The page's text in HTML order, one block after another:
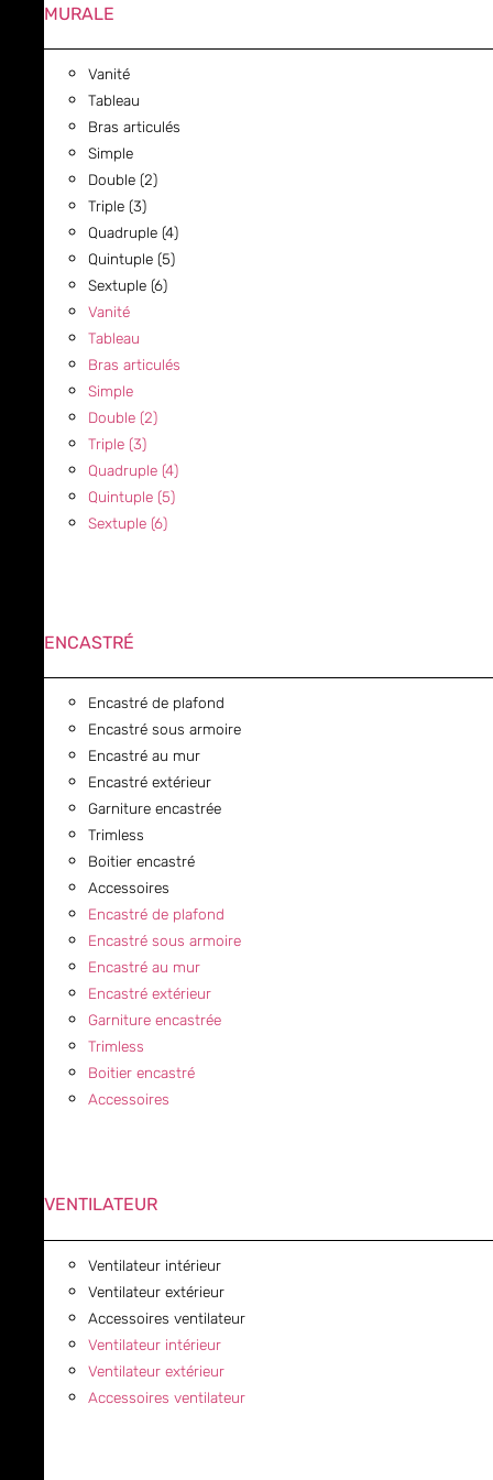
MURALE
Vanité
Tableau
Bras articulés
Simple
Double (2)
Triple (3)
Quadruple (4)
Quintuple (5)
Sextuple (6)
Vanité
Tableau
Bras articulés
Simple
Double (2)
Triple (3)
Quadruple (4)
Quintuple (5)
Sextuple (6)
ENCASTRÉ
Encastré de plafond
Encastré sous armoire
Encastré au mur
Encastré extérieur
Garniture encastrée
Trimless
Boitier encastré
Accessoires
Encastré de plafond
Encastré sous armoire
Encastré au mur
Encastré extérieur
Garniture encastrée
Trimless
Boitier encastré
Accessoires
VENTILATEUR
Ventilateur intérieur
Ventilateur extérieur
Accessoires ventilateur
Ventilateur intérieur
Ventilateur extérieur
Accessoires ventilateur